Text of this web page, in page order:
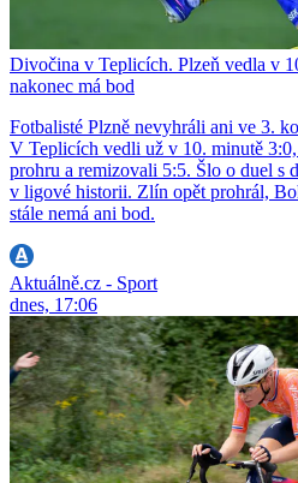
Divočina v Teplicích. Plzeň vedla v
nakonec má bod
Fotbalisté Plzně nevyhráli ani ve 3.
V Teplicích vedli už v 10. minutě
prohru a remizovali 5:5. Šlo o duel s
v ligové historii. Zlín opět prohrál,
stále nemá ani bod.
Aktuálně.cz - Sport
dnes, 17:06